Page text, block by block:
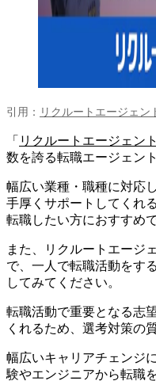
引用： リクルートエージェン
「 リクルートエージェント
数を誇る転職エージェント
幅広い業種・職種に対応
手厚くサポートしてくれ
転職したい方におすすめで
また、リクルートエージ
で、一人で転職活動をす
してみてください。
転職活動で重要となる志
くれるため、選考対策の
幅広いキャリアチェンジ
験やエンジニアから転職